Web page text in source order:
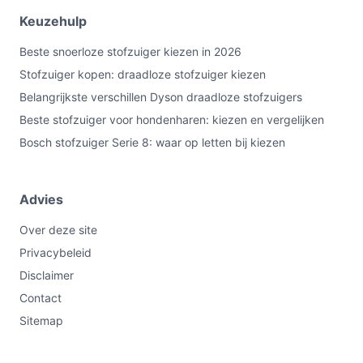
specificaties voordat je besluit.
Bekijk varianten en actuele prijzen op
bestedraadlozestofzuiger.nl voordat je kiest.
Keuzehulp
Beste snoerloze stofzuiger kiezen in 2026
Stofzuiger kopen: draadloze stofzuiger kiezen
Belangrijkste verschillen Dyson draadloze stofzuigers
Beste stofzuiger voor hondenharen: kiezen en vergelijken
Bosch stofzuiger Serie 8: waar op letten bij kiezen
Advies
Over deze site
Privacybeleid
Disclaimer
Contact
Sitemap